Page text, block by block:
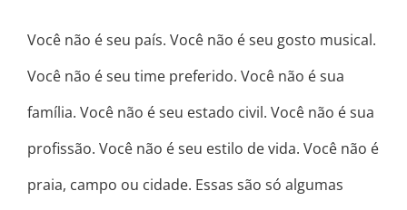
Você não é seu país. Você não é seu gosto musical.
Você não é seu time preferido. Você não é sua
família. Você não é seu estado civil. Você não é sua
profissão. Você não é seu estilo de vida. Você não é
praia, campo ou cidade. Essas são só algumas